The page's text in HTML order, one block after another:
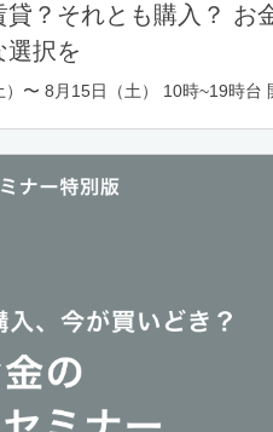
貸？それとも購入？ お
選択を
）〜 8月15日（土） 10時~19時台